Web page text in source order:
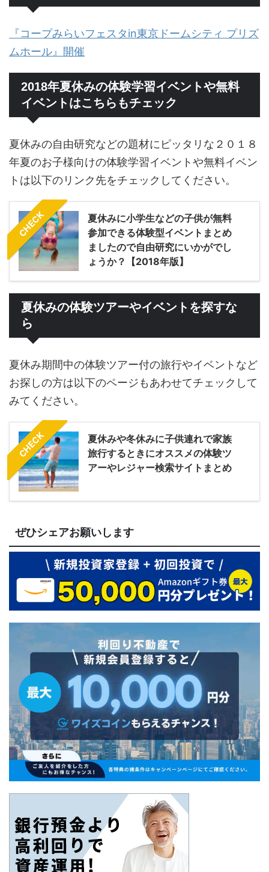
『コープみらいフェスタin東京ドームシティ プリズ
ムホール』開催
2018年夏休みの体験学習イベントや無料
イベントはこちらもチェック
夏休みの自由研究などの題材にピッタリな２０１８
年夏のお子様向けの体験学習イベントや無料イベン
トは以下のリンク先をチェックしてください。
CHECK
夏休みに小学生などの子供が無料
参加できる体験型イベントまとめ
ましたので自由研究にいかがでし
ょうか？【2018年版】
夏休みの体験ツアーやイベントを探すな
ら
夏休み期間中の体験ツアー付の旅行やイベントなど
お探しの方は以下のページもあわせてチェックして
みてください。
CHECK
夏休みや冬休みに子供連れで家族
旅行するときにオススメの体験ツ
アーやレジャー検索サイトまとめ
ぜひシェアお願いします